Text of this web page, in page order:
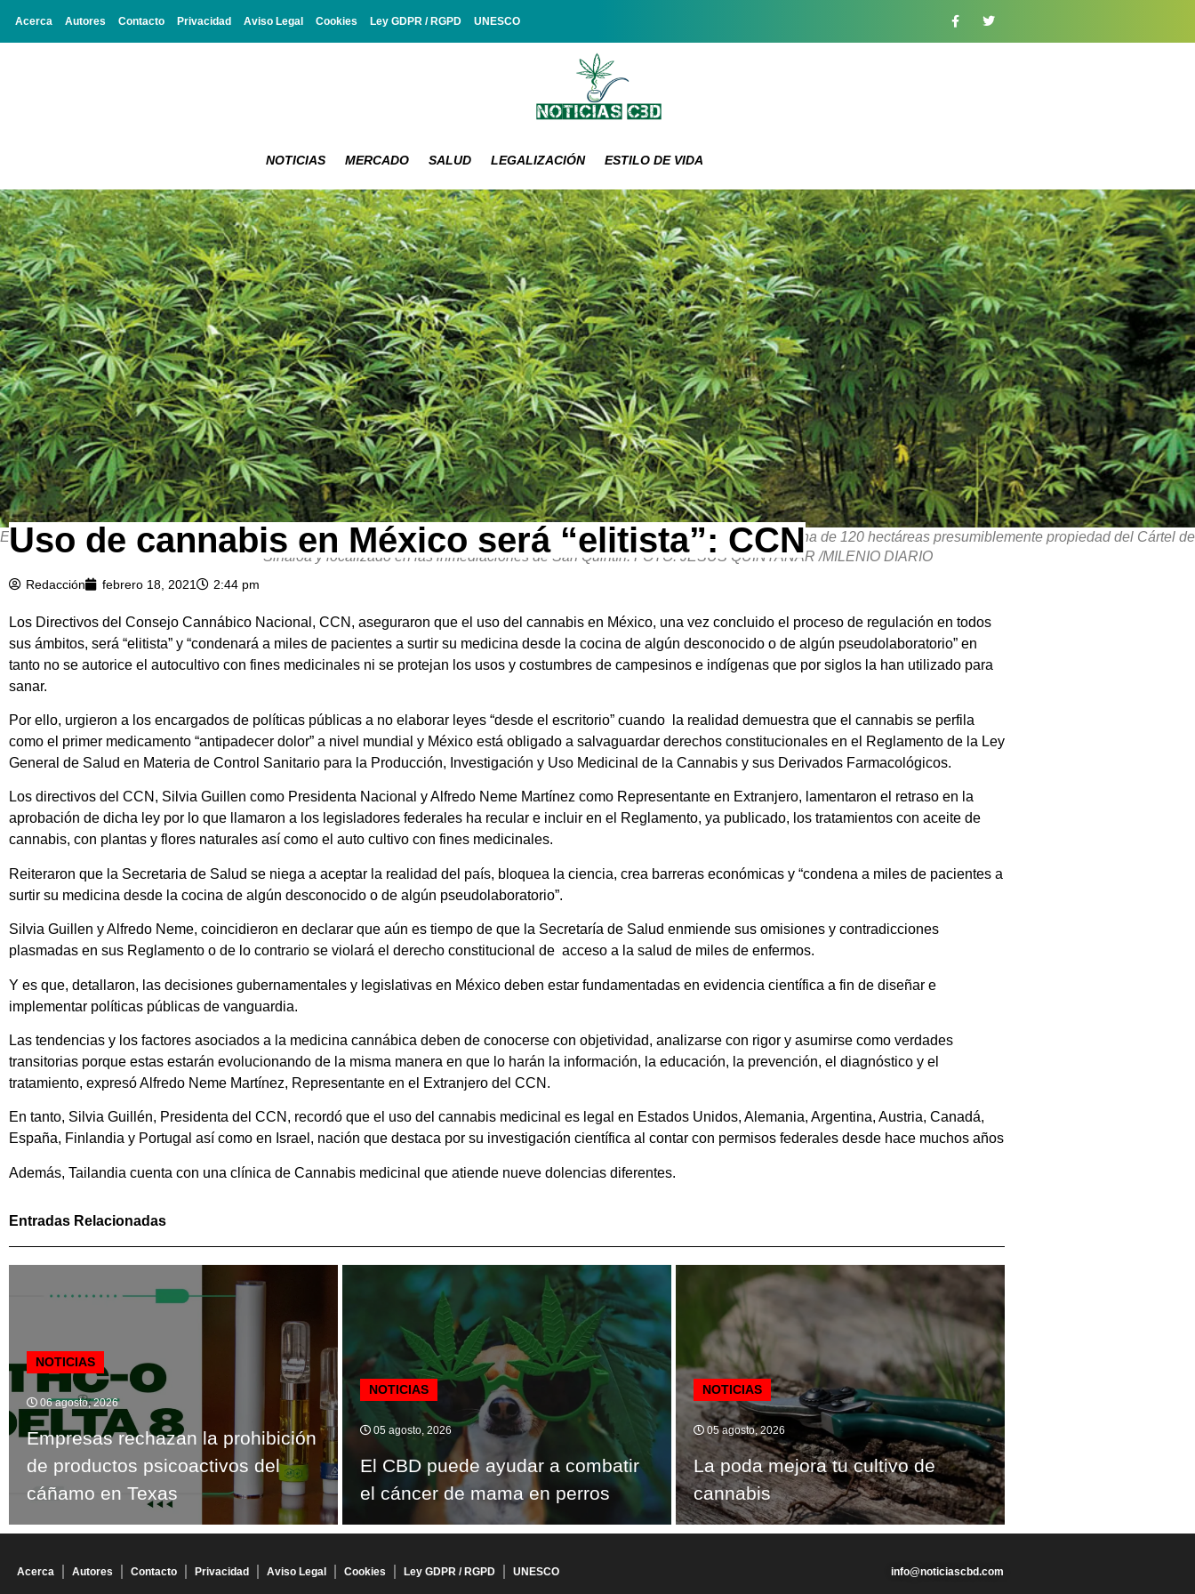
Acerca Autores Contacto Privacidad Aviso Legal Cookies Ley GDPR / RGPD UNESCO
NOTICIAS MERCADO SALUD LEGALIZACIÓN ESTILO DE VIDA
ENSENADA, BAJA CALIFORNIA 15 JULIO 2011 . Elementos del Ejército comenzaron este día a destruir un plantío de marihuana de 120 hectáreas presumiblemente propiedad del Cártel de
Sinaloa y localizado en las inmediaciones de San Quintín. FOTO: JESUS QUINTANAR /MILENIO DIARIO
Uso de cannabis en México será “elitista”: CCN
Redacción febrero 18, 2021 2:44 pm
Los Directivos del Consejo Cannábico Nacional, CCN, aseguraron que el uso del cannabis en México, una vez concluido el proceso de regulación en todos
sus ámbitos, será “elitista” y “condenará a miles de pacientes a surtir su medicina desde la cocina de algún desconocido o de algún pseudolaboratorio” en
tanto no se autorice el autocultivo con fines medicinales ni se protejan los usos y costumbres de campesinos e indígenas que por siglos la han utilizado para
sanar.
Por ello, urgieron a los encargados de políticas públicas a no elaborar leyes “desde el escritorio” cuando la realidad demuestra que el cannabis se perfila
como el primer medicamento “antipadecer dolor” a nivel mundial y México está obligado a salvaguardar derechos constitucionales en el Reglamento de la Ley
General de Salud en Materia de Control Sanitario para la Producción, Investigación y Uso Medicinal de la Cannabis y sus Derivados Farmacológicos.
Los directivos del CCN, Silvia Guillen como Presidenta Nacional y Alfredo Neme Martínez como Representante en Extranjero, lamentaron el retraso en la
aprobación de dicha ley por lo que llamaron a los legisladores federales ha recular e incluir en el Reglamento, ya publicado, los tratamientos con aceite de
cannabis, con plantas y flores naturales así como el auto cultivo con fines medicinales.
Reiteraron que la Secretaria de Salud se niega a aceptar la realidad del país, bloquea la ciencia, crea barreras económicas y “condena a miles de pacientes a
surtir su medicina desde la cocina de algún desconocido o de algún pseudolaboratorio”.
Silvia Guillen y Alfredo Neme, coincidieron en declarar que aún es tiempo de que la Secretaría de Salud enmiende sus omisiones y contradicciones
plasmadas en sus Reglamento o de lo contrario se violará el derecho constitucional de acceso a la salud de miles de enfermos.
Y es que, detallaron, las decisiones gubernamentales y legislativas en México deben estar fundamentadas en evidencia científica a fin de diseñar e
implementar políticas públicas de vanguardia.
Las tendencias y los factores asociados a la medicina cannábica deben de conocerse con objetividad, analizarse con rigor y asumirse como verdades
transitorias porque estas estarán evolucionando de la misma manera en que lo harán la información, la educación, la prevención, el diagnóstico y el
tratamiento, expresó Alfredo Neme Martínez, Representante en el Extranjero del CCN.
En tanto, Silvia Guillén, Presidenta del CCN, recordó que el uso del cannabis medicinal es legal en Estados Unidos, Alemania, Argentina, Austria, Canadá,
España, Finlandia y Portugal así como en Israel, nación que destaca por su investigación científica al contar con permisos federales desde hace muchos años
Además, Tailandia cuenta con una clínica de Cannabis medicinal que atiende nueve dolencias diferentes.
Entradas Relacionadas
NOTICIAS
06 agosto, 2026
Empresas rechazan la prohibición
de productos psicoactivos del
cáñamo en Texas
NOTICIAS
05 agosto, 2026
El CBD puede ayudar a combatir
el cáncer de mama en perros
NOTICIAS
05 agosto, 2026
La poda mejora tu cultivo de
cannabis
Acerca Autores Contacto Privacidad Aviso Legal Cookies Ley GDPR / RGPD UNESCO info@noticiascbd.com